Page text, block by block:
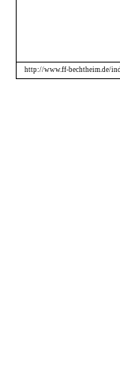
http://www.ff-bechtheim.de/